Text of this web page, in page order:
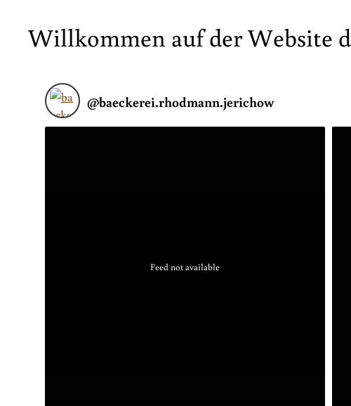
Willkommen auf der Website
@baeckerei.rhodmann.jerichow
Feed not available